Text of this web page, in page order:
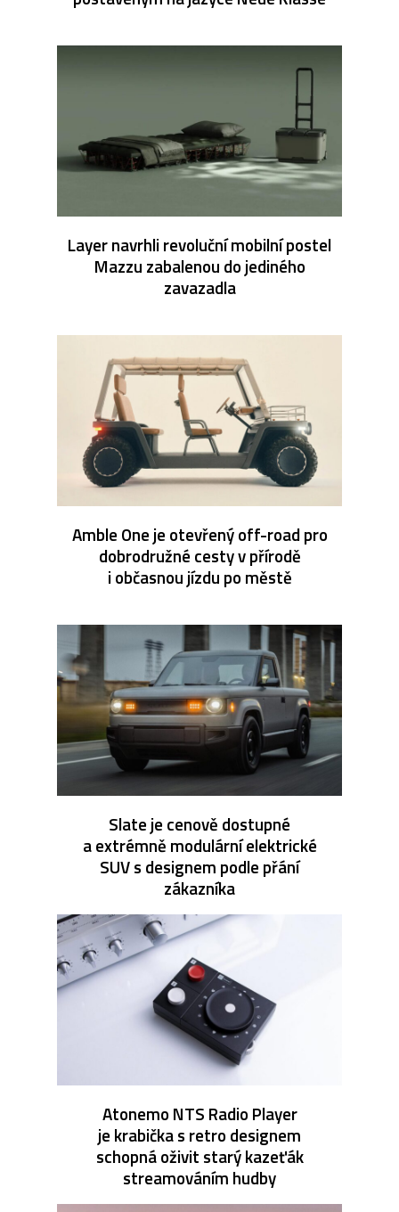
Layer navrhli revoluční mobilní postel
Mazzu zabalenou do jediného
zavazadla
Amble One je otevřený off-road pro
dobrodružné cesty v přírodě
i občasnou jízdu po městě
Slate je cenově dostupné
a extrémně modulární elektrické
SUV s designem podle přání
zákazníka
Atonemo NTS Radio Player
je krabička s retro designem
schopná oživit starý kazeťák
streamováním hudby